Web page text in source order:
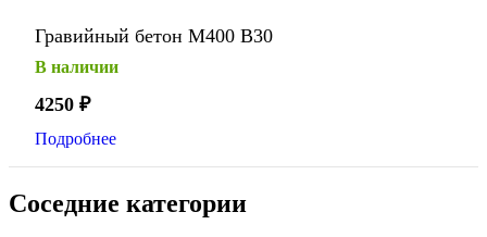
Гравийный бетон М400 В30
В наличии
4250 ₽
Подробнее
Соседние категории